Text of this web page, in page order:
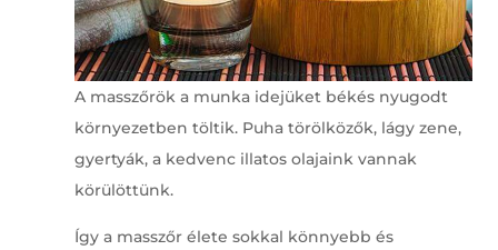
A masszőrök a munka idejüket békés nyugodt
környezetben töltik. Puha törölközők, lágy zene,
gyertyák, a kedvenc illatos olajaink vannak
körülöttünk.
Így a masszőr élete sokkal könnyebb és